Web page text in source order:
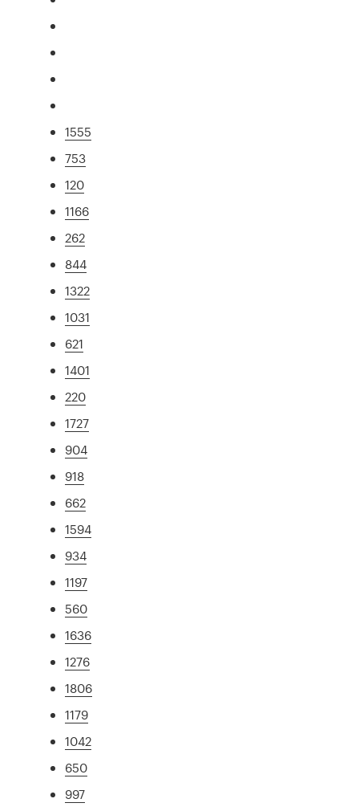
1555
753
120
1166
262
844
1322
1031
621
1401
220
1727
904
918
662
1594
934
1197
560
1636
1276
1806
1179
1042
650
997